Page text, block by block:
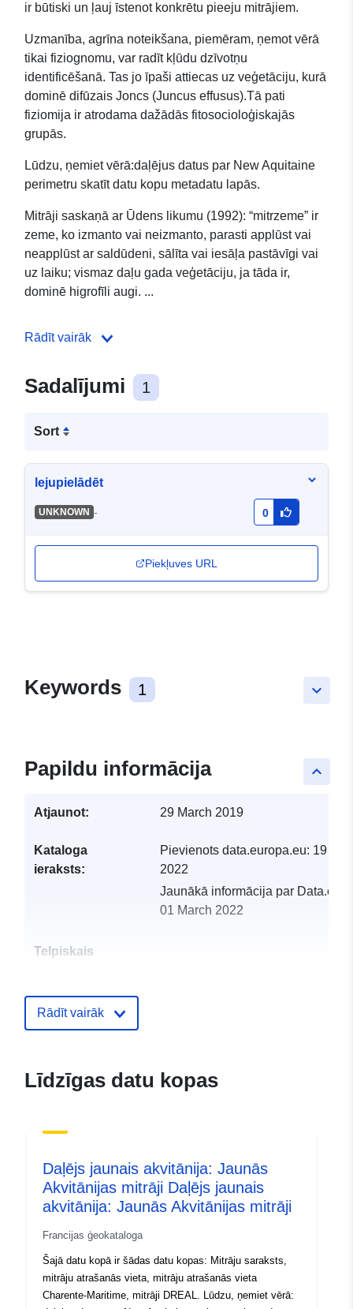
ir būtiski un ļauj īstenot konkrētu pieeju mitrājiem.
Uzmanība, agrīna noteikšana, piemēram, ņemot vērā
tikai fiziognomu, var radīt kļūdu dzīvotņu
identificēšanā. Tas jo īpaši attiecas uz veģetāciju, kurā
dominē difūzais Joncs (Juncus effusus).Tā pati
fiziomija ir atrodama dažādās fitosocioloģiskajās
grupās.
Lūdzu, ņemiet vērā:daļējus datus par New Aquitaine
perimetru skatīt datu kopu metadatu lapās.
Mitrāji saskaņā ar Ūdens likumu (1992): “mitrzeme” ir
zeme, ko izmanto vai neizmanto, parasti applūst vai
neapplūst ar saldūdeni, sālīta vai iesāļa pastāvīgi vai
uz laiku; vismaz daļu gada veģetāciju, ja tāda ir,
dominē higrofīli augi. ...
Rādīt vairāk
Sadalījumi 1
Sort
lejupielādēt
UNKNOWN - 0
Piekļuves URL
keyboard_arrow_down
Keywords 1
keyboard_arrow_up
Papildu informācija
Atjaunot: 29 March 2019
Kataloga
ieraksts:
Pievienots data.europa.eu: 19
2022
Jaunākā informācija par
01 March 2022
Telpiskais
Identifikatori:
8d0a-4462-922c-
120066022-srv-96587d58-bee2-
4b82-92fb-9f7579a97053
Tips:
Avoti:
codelist/SpatialDataServiceType/
Rādīt vairāk
Līdzīgas datu kopas
Daļējs jaunais akvitānija: Jaunās
Akvitānijas mitrāji Daļējs jaunais
akvitānija: Jaunās Akvitānijas mitrāji
Francijas ģeokataloga
Šajā datu kopā ir šādas datu kopas: Mitrāju saraksts,
mitrāju atrašanās vieta, mitrāju atrašanās vieta
Charente-Maritime, mitrāji DREAL. Lūdzu, ņemiet vērā: